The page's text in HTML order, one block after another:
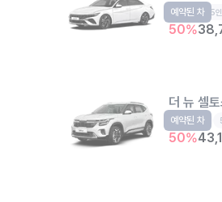
준중형 5
50%
예약된 차
더 뉴 셀
소형SUV
50%
예약된 차